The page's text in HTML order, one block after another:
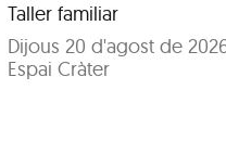
Taller familiar
Dijous 20 d'agost de
Espai Cràter